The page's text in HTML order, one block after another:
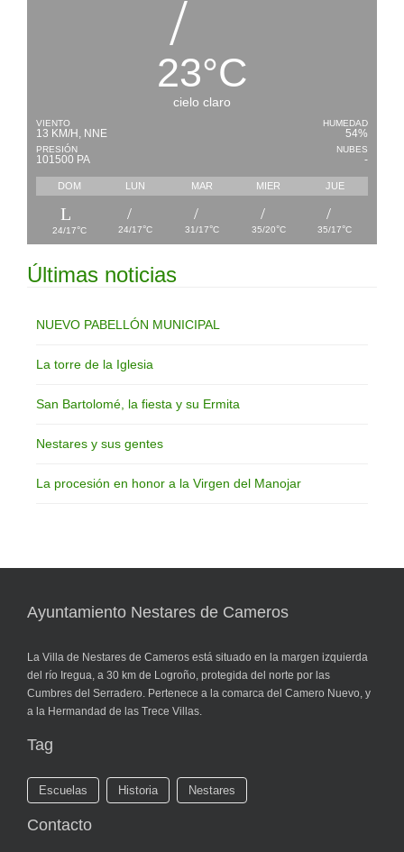
23°C
cielo claro
VIENTO
13 KM/H, NNE
PRESIÓN
101500 PA
HUMEDAD
54%
NUBES
-
DOM LUN MAR MIER JUE
24/17°C 24/17°C 31/17°C 35/20°C 35/17°C
Últimas noticias
NUEVO PABELLÓN MUNICIPAL
La torre de la Iglesia
San Bartolomé, la fiesta y su Ermita
Nestares y sus gentes
La procesión en honor a la Virgen del Manojar
Ayuntamiento Nestares de Cameros
La Villa de Nestares de Cameros está situado en la margen izquierda
del río Iregua, a 30 km de Logroño, protegida del norte por las
Cumbres del Serradero. Pertenece a la comarca del Camero Nuevo, y
a la Hermandad de las Trece Villas.
Tag
Escuelas Historia Nestares
Contacto